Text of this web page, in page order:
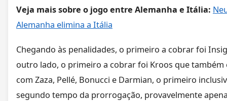
Veja mais sobre o jogo entre Alemanha e Itália:
Alemanha elimina a Itália
Chegando às penalidades, o primeiro a cobrar foi
outro lado, o primeiro a cobrar foi Kroos que
com Zaza, Pellé, Bonucci e Darmian, o primeiro
segundo tempo da prorrogação, provavelmente